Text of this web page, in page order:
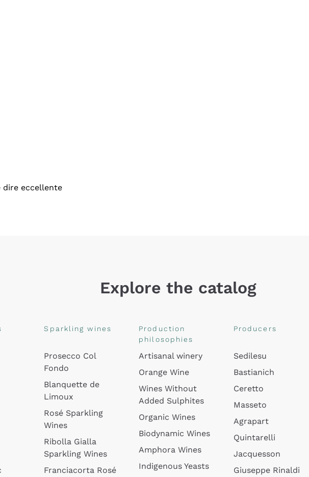
dire eccellente
Explore the catalog
Sparkling wines
Prosecco Col
Fondo
Blanquette de
Limoux
Rosé Sparkling
Wines
Ribolla Gialla
Sparkling Wines
Franciacorta Rosé
Production
philosophies
Artisanal winery
Orange Wine
Wines Without
Added Sulphites
Organic Wines
Biodynamic Wines
Amphora Wines
Indigenous Yeasts
Producers
Sedilesu
Bastianich
Ceretto
Masseto
Agrapart
Quintarelli
Jacquesson
Giuseppe Rinaldi